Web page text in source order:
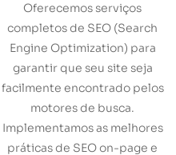
Oferecemos serviços
completos de SEO (Search
Engine Optimization) para
garantir que seu site seja
facilmente encontrado pelos
motores de busca.
Implementamos as melhores
práticas de SEO on-page e